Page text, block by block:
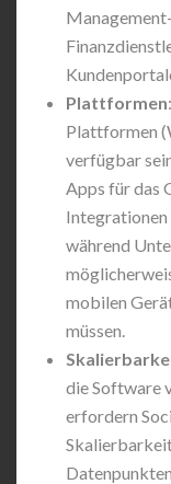
Plattformen
Plattformen
verfügbar
Apps für das
Integrationen
während
mobilen
müssen.
die Software
erfordern